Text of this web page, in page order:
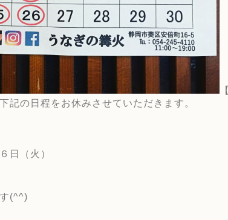
記の日程をお休みさせていただきます。
日（火）
(^^)